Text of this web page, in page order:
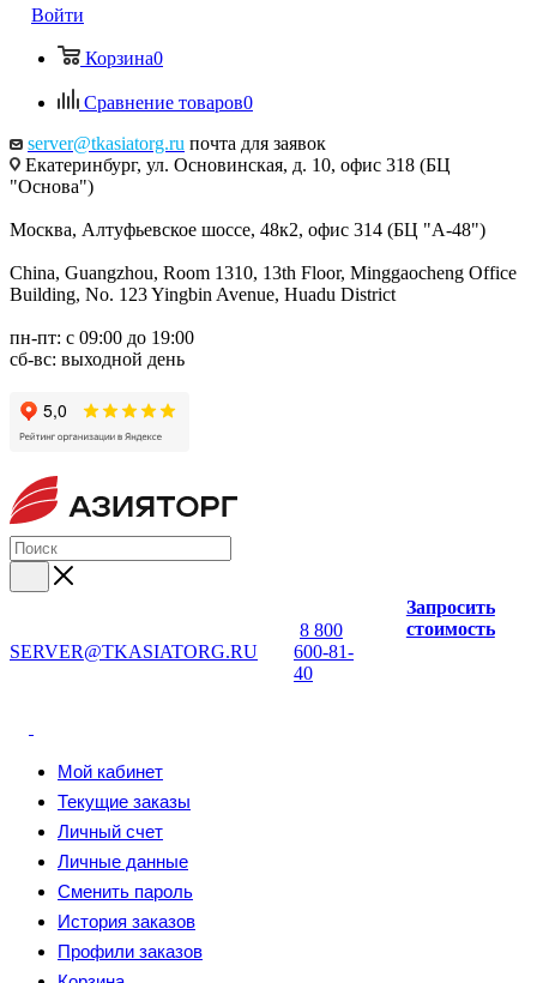
Войти
Корзина0
Сравнение товаров0
server@tkasiatorg.ru почта для заявок
Екатеринбург, ул. Основинская, д. 10, офис 318 (БЦ
"Основа")
Москва, Алтуфьевское шоссе, 48к2, офис 314 (БЦ "А-48")
China, Guangzhou, Room 1310, 13th Floor, Minggaocheng Office
Building, No. 123 Yingbin Avenue, Huadu District
пн-пт: с 09:00 до 19:00
сб-вс: выходной день
SERVER@TKASIATORG.RU
8 800
600-81-
40
Запросить
стоимость
Мой кабинет
Текущие заказы
Личный счет
Личные данные
Сменить пароль
История заказов
Профили заказов